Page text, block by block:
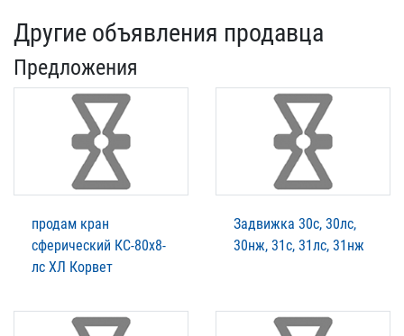
Другие объявления продавца
Предложения
продам кран
сферический КС-80х8-
лс ХЛ Корвет
Задвижка 30с, 30лс,
30нж, 31с, 31лс, 31нж